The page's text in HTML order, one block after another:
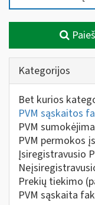
Kategorijos
Bet kurios
PVM sąskaitos
PVM
PVM permokos
Įsiregistravusio
Prekių tiekimo
PVM sąskaita